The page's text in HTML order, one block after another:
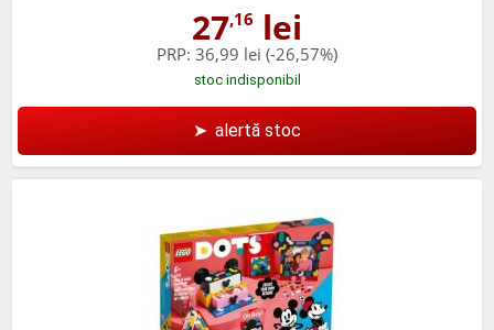
27,16 lei
PRP: 36,99 lei (-26,57%)
stoc indisponibil
➤ alertă stoc